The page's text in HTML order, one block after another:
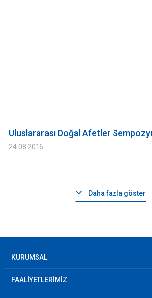
Uluslararası Doğal Afetler
24.08.2016
Daha fazla göster
KURUMSAL
FAALİYETLERİMİZ